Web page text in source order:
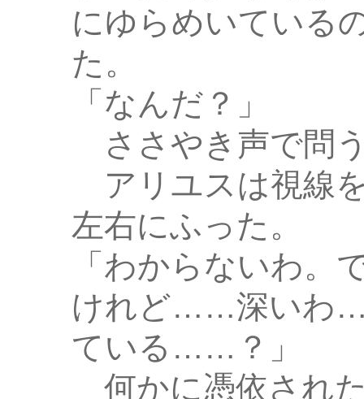
にゆらめいている
た。
「なんだ？」
ささやき声で問
アリユスは視線
左右にふった。
「わからないわ。
けれど……深いわ
ている……？」
何かに憑依され